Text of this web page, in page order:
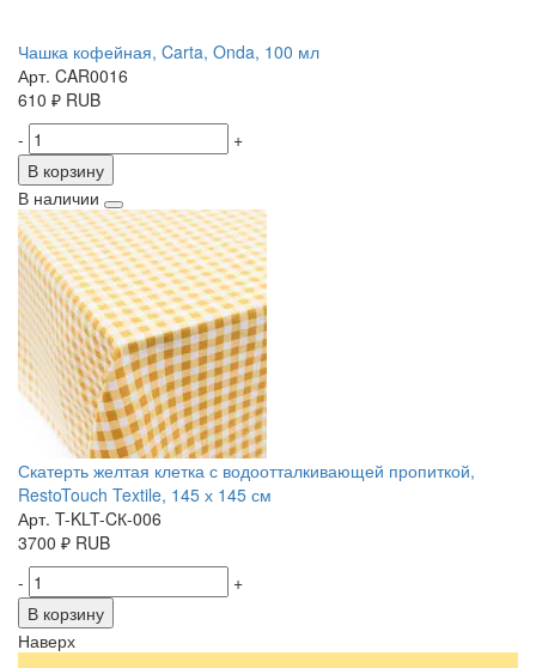
Чашка кофейная, Carta, Onda, 100 мл
Арт. CAR0016
610 ₽ RUB
-
+
В корзину
В наличии
Скатерть желтая клетка с водоотталкивающей пропиткой,
RestoTouch Textile, 145 х 145 см
Арт. T-KLT-CК-006
3700 ₽ RUB
-
+
В корзину
Наверх